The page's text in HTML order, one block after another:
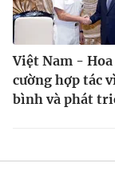
Việt Nam -
cường hợp tác
bình và phát